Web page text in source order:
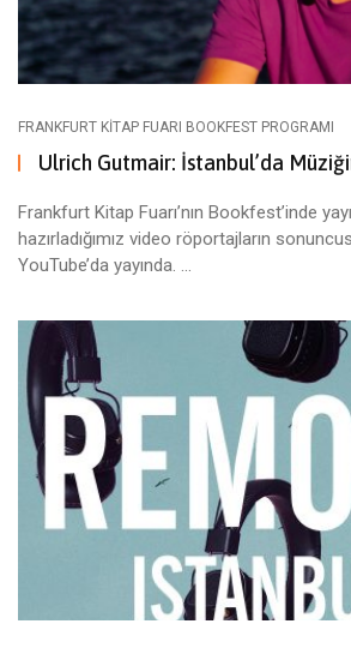
FRANKFURT KITAP FUARI BOOKFEST PROGRAMI
Ulrich Gutmair: İstanbul’da
Frankfurt Kitap Fuarı’nın Bookfest’inde
hazırladığımız video röportajların
YouTube’da yayında. ...